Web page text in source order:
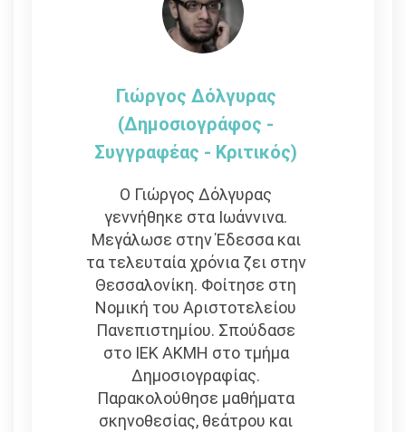
Γιώργος Δόλγυρας
(Δημοσιογράφος -
Συγγραφέας - Kριτικός)
Ο Γιώργος Δόλγυρας
γεννήθηκε στα Ιωάννινα.
Μεγάλωσε στην Έδεσσα και
τα τελευταία χρόνια ζει στην
Θεσσαλονίκη. Φοίτησε στη
Νομική του Αριστοτελείου
Πανεπιστημίου. Σπούδασε
στο ΙΕΚ ΑΚΜΗ στο τμήμα
Δημοσιογραφίας.
Παρακολούθησε μαθήματα
σκηνοθεσίας, θεάτρου και